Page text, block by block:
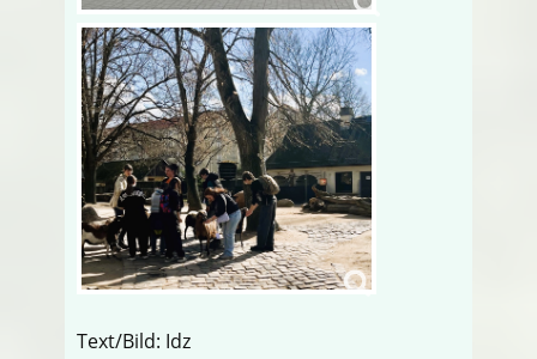
Text/Bild: Idz